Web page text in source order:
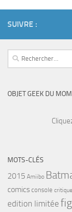
SUIVRE :
Rechercher :
OBJET GEEK DU
MOTS-CLÉS
2015 Amiibo
comics console critique
edition limitée